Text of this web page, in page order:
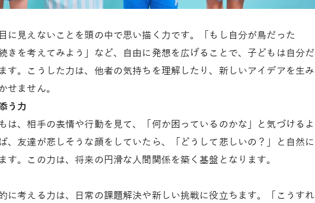
に見えないことを頭の中で思い描く力です。「もし自分が鳥だった
きを考えてみよう」など、自由に発想を広げることで、子どもは自分だ
す。こうした力は、他者の気持ちを理解したり、新しいアイデアを生み
せません。
う力
は、相手の表情や行動を見て、「何か困っているのかな」と気づけるよ
、友達が悲しそうな顔をしていたら、「どうして悲しいの？」と自然に
す。この力は、将来の円滑な人間関係を築く基盤となります。
に考える力は、日常の課題解決や新しい挑戦に役立ちます。「こうすれ